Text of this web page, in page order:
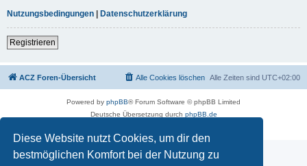
Diese Website nutzt Cookies, um dir den
bestmöglichen Komfort bei der Nutzung zu
Nutzungsbedingungen | Datenschutzerklärung
Registrieren
ACZ Foren-Übersicht Alle Zeiten sind UTC+02:00
Alle Cookies löschen
Powered by phpBB® Forum Software © phpBB Limited
Deutsche Übersetzung durch phpBB.de